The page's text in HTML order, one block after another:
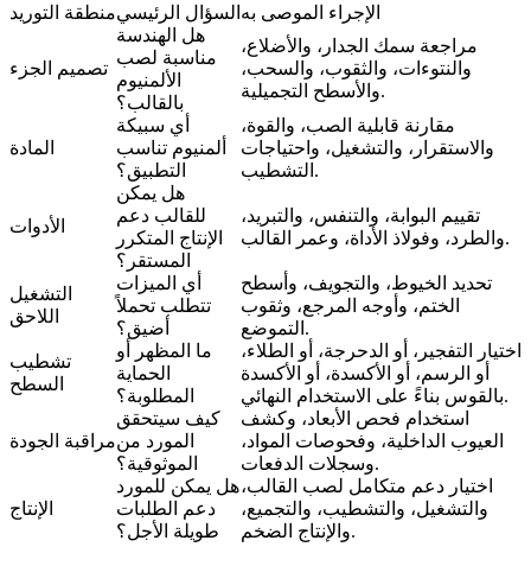
منطقة التوريدالسؤال الرئيسي الإجراء الموصى به
تصميم الجزء
هل الهندسة
مناسبة لصب
الألمنيوم
بالقالب؟
مراجعة سمك الجدار، والأضلاع،
والنتوءات، والثقوب، والسحب،
والأسطح التجميلية.
المادة
أي سبيكة
ألمنيوم تناسب
التطبيق؟
مقارنة قابلية الصب، والقوة،
والاستقرار، والتشغيل، واحتياجات
التشطيب.
الأدوات
هل يمكن
للقالب دعم
الإنتاج المتكرر
المستقر؟
تقييم البوابة، والتنفس، والتبريد،
والطرد، وفولاذ الأداة، وعمر القالب.
التشغيل
اللاحق
أي الميزات
تتطلب تحملاً
أضيق؟
تحديد الخيوط، والتجويف، وأسطح
الختم، وأوجه المرجع، وثقوب
التموضع.
تشطيب
السطح
ما المظهر أو
الحماية
المطلوبة؟
اختيار التفجير، أو الدحرجة، أو الطلاء،
أو الرسم، أو الأكسدة، أو الأكسدة
بالقوس بناءً على الاستخدام النهائي.
مراقبة الجودة
كيف سيتحقق
المورد من
الموثوقية؟
استخدام فحص الأبعاد، وكشف
العيوب الداخلية، وفحوصات المواد،
وسجلات الدفعات.
الإنتاج
هل يمكن للمورد
دعم الطلبات
طويلة الأجل؟
اختيار دعم متكامل لصب القالب،
والتشغيل، والتشطيب، والتجميع،
والإنتاج الضخم.